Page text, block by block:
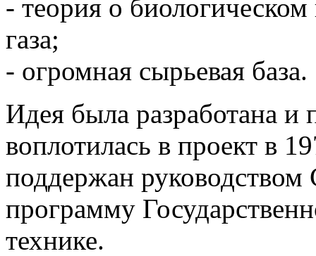
- теория о
газа;
- огромная сырьевая база.
Идея была разработана и
воплотилась в проект в
поддержан
программу
технике.